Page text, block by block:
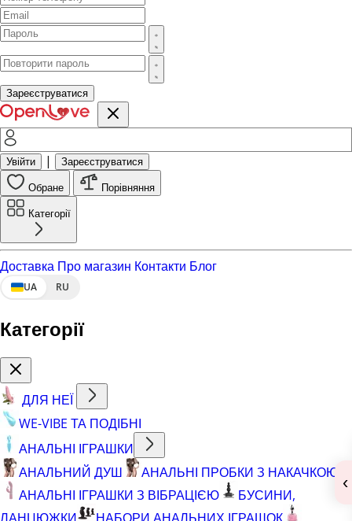
Зареєструватися
Увійти | Зареєструватися
Обране Порівняння
Категорії
Доставка Про магазин Контакти Блог
UA RU
Категорії
ДЛЯ НЕЇ
WE-VIBE ТА ПОДІБНІ
АНАЛЬНІ ІГРАШКИ
АНАЛЬНИЙ ДУШ
АНАЛЬНІ ПРОБКИ З НАКАЧКОЮ
АНАЛЬНІ ІГРАШКИ З ВІБРАЦІЄЮ
БУСИНИ,
‹